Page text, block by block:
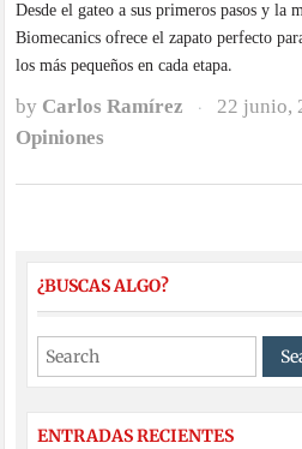
Desde el gateo a sus primeros pasos y la
Biomecanics ofrece el zapato perfecto
los más pequeños en cada etapa.
by Carlos Ramírez · 22 junio,
Opiniones
¿BUSCAS ALGO?
ENTRADAS RECIENTES